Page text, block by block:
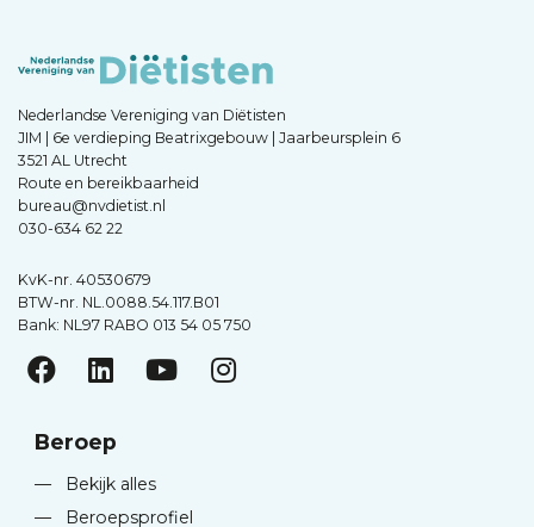
Nederlandse Vereniging van Diëtisten
JIM | 6e verdieping Beatrixgebouw | Jaarbeursplein 6
3521 AL Utrecht
Route en bereikbaarheid
bureau@nvdietist.nl
030-634 62 22
KvK-nr. 40530679
BTW-nr. NL.0088.54.117.B01
Bank: NL97 RABO 013 54 05 750
Beroep
—
Bekijk alles
—
Beroepsprofiel